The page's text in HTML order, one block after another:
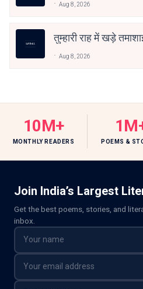
Aug 8, 2026
तुम्हारी राह में खड़े
Aug 8, 2026
10M+
MONTHLY READERS POEMS &
Join India’s Largest
Get the best poems, stories, and
inbox.